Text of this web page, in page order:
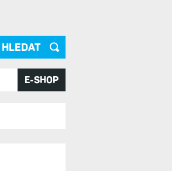
E-SHOP